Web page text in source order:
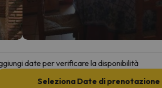
date per verificare la disponibilità
Seleziona Date di prenotazione